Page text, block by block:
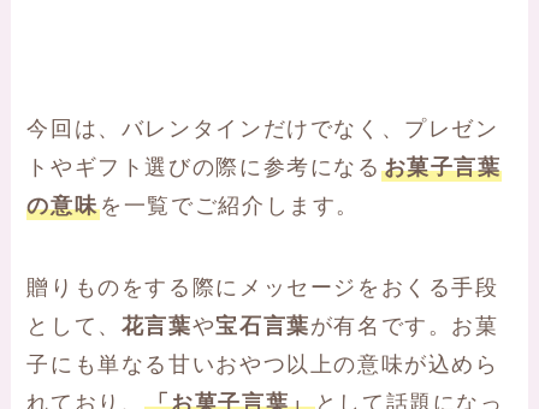
今回は、バレンタインだけでなく、プレゼン
トやギフト選びの際に参考になる お菓子言葉
の意味を一覧でご紹介します。
贈りものをする際にメッセージをおくる手段
として、 花言葉や宝石言葉が有名です。お菓
子にも単なる甘いおやつ以上の意味が込めら
れており、「お菓子言葉」として話題になっ